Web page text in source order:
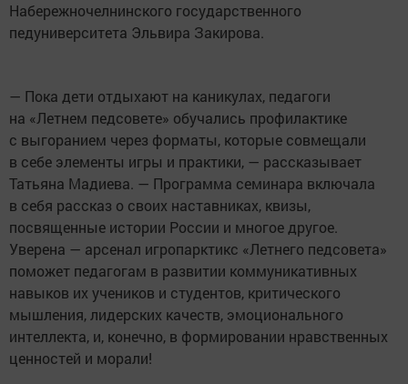
Набережночелнинского государственного
педуниверситета Эльвира Закирова.
— Пока дети отдыхают на каникулах, педагоги
на «Летнем педсовете» обучались профилактике
с выгоранием через форматы, которые совмещали
в себе элементы игры и практики, — рассказывает
Татьяна Мадиева. — Программа семинара включала
в себя рассказ о своих наставниках, квизы,
посвященные истории России и многое другое.
Уверена — арсенал игропарктикс «Летнего педсовета»
поможет педагогам в развитии коммуникативных
навыков их учеников и студентов, критического
мышления, лидерских качеств, эмоционального
интеллекта, и, конечно, в формировании нравственных
ценностей и морали!